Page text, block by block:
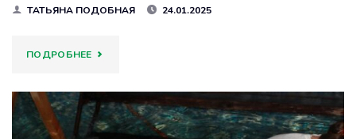
ТАТЬЯНА ПОДОБНАЯ 24.01.2025
ПОДРОБНЕЕ"15-
РОЖДЕСТВЕНСКИЕ